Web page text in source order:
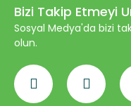
Bizi Takip Etmeyi
Sosyal Medya'da bizi
olun.